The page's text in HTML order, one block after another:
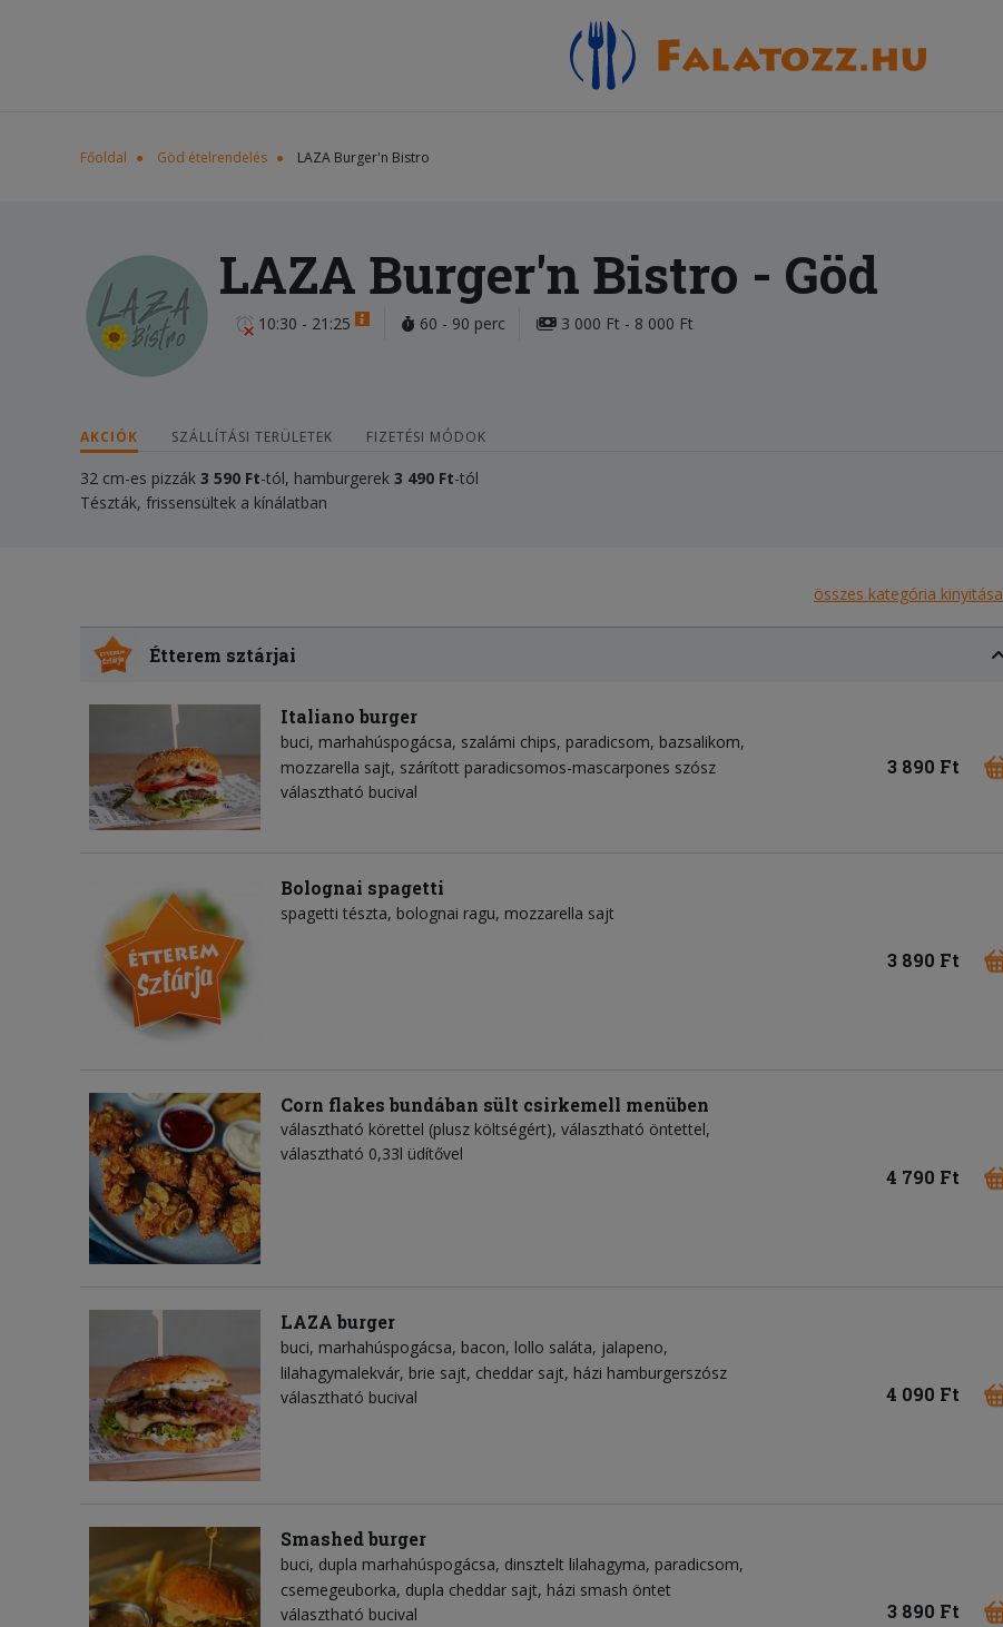
Főoldal Göd ételrendelés LAZA Burger'n Bistro
LAZA Burger'n Bistro - Göd
10:30 - 21:25 60 - 90 perc 3 000 Ft - 8 000 Ft
AKCIÓK SZÁLLÍTÁSI TERÜLETEK FIZETÉSI MÓDOK
32 cm-es pizzák 3 590 Ft-tól, hamburgerek 3 490 Ft-tól
Tészták, frissensültek a kínálatban
összes kategória kinyitása
Étterem sztárjai
Italiano burger
buci marhahúspogácsa szalámi chips paradicsom bazsalikom
mozzarella sajt szárított paradicsomos-mascarpones szósz
választható bucival
3 890 Ft
Bolognai spagetti
spagetti tészta bolognai ragu mozzarella sajt
3 890 Ft
Corn flakes bundában sült csirkemell menüben
választható körettel (plusz költségért), választható öntettel,
választható 0,33l üdítővel
4 790 Ft
LAZA burger
buci marhahúspogácsa bacon lollo saláta jalapeno
lilahagymalekvár brie sajt cheddar sajt házi hamburgerszósz
választható bucival
4 090 Ft
Smashed burger
buci dupla marhahúspogácsa dinsztelt lilahagyma paradicsom
csemegeuborka dupla cheddar sajt házi smash öntet
választható bucival
3 890 Ft